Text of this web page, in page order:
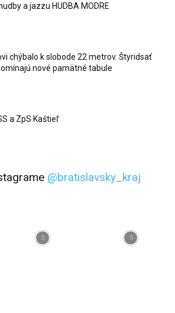
a jazzu HUDBA MODRE
chýbalo k slobode 22 metrov. Štyridsať
nové pamätné tabule
a ZpS Kaštieľ
@bratislavsky_kraj